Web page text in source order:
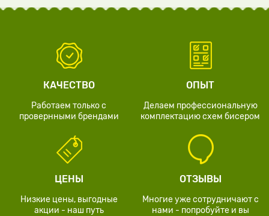
КАЧЕСТВО
Работаем только с
провернными брендами
ОПЫТ
Делаем профессиональную
комплектацию схем бисером
ЦЕНЫ
Низкие цены, выгодные
акции - наш путь
ОТЗЫВЫ
Многие уже сотрудничают с
нами - попробуйте и вы